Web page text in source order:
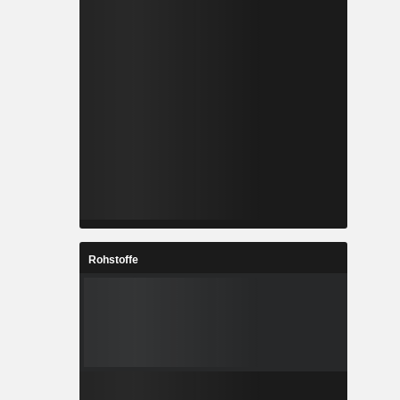
Rohstoffe